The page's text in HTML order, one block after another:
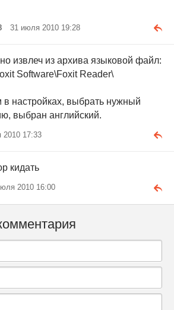
31 июля 2010 19:28
извлеч из архива языковой файл:
Software\Foxit Reader\
в настройках, выбрать нужный
выбран английский.
2010 17:33
кидать
2010 16:00